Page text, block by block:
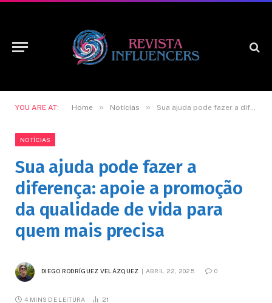
YOU ARE AT: Home » Notícias » Sua ajuda pode fazer a diferença: apoie a promoção da qualidade de vida para quem mais precisa
NOTÍCIAS
Sua ajuda pode fazer a
diferença: apoie a promoção
da qualidade de vida para
quem mais precisa
DIEGO RODRÍGUEZ VELÁZQUEZ ABRIL 22, 2025 0
4 MINS DE LEITURA 21